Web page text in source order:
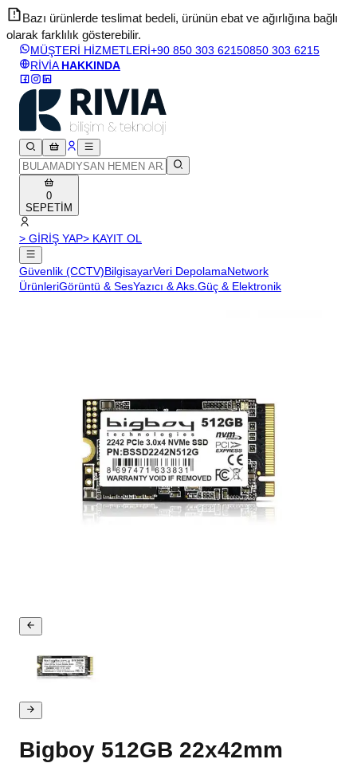
Bazı ürünlerde teslimat bedeli, ürünün ebat ve ağırlığına bağlı
olarak farklılık gösterebilir.
MÜŞTERİ HİZMETLERİ+90 850 303 62150850 303 6215
RİVİA HAKKINDA
0
SEPETİM
> GİRİŞ YAP> KAYIT OL
Güvenlik (CCTV)BilgisayarVeri DepolamaNetwork
ÜrünleriGörüntü & SesYazıcı & Aks.Güç & Elektronik
Bigboy 512GB 22x42mm